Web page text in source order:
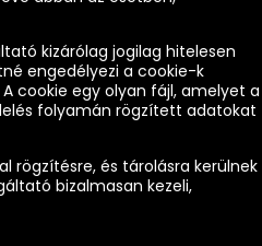
kizárólag jogilag hitelesen
engedélyezi a cookie-k
cookie egy olyan fájl, amelyet a
folyamán rögzített adatokat
rögzítésre, és tárolásra kerülnek
bizalmasan kezeli,